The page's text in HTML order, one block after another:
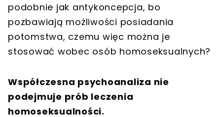
podobnie jak antykoncepcja, bo
pozbawiają możliwości posiadania
potomstwa, czemu więc można je
stosować wobec osób homoseksualnych?
Współczesna psychoanaliza nie
podejmuje prób leczenia
homoseksualności.